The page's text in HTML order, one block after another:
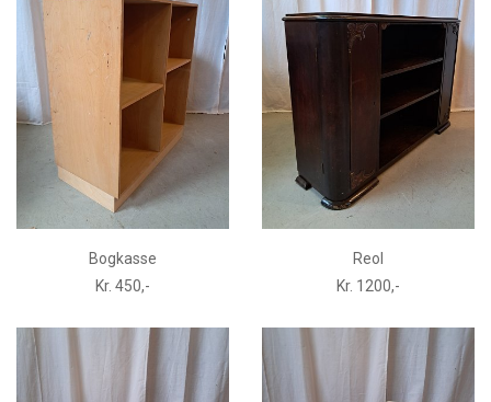
Bogkasse
Kr. 450,-
Reol
Kr. 1200,-